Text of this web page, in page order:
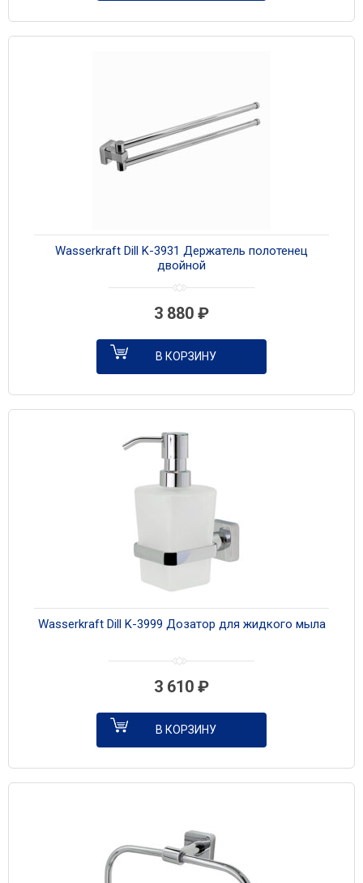
Wasserkraft Dill K-3931 Держатель полотенец
двойной
3 880 ₽
В КОРЗИНУ
Wasserkraft Dill K-3999 Дозатор для жидкого мыла
3 610 ₽
В КОРЗИНУ